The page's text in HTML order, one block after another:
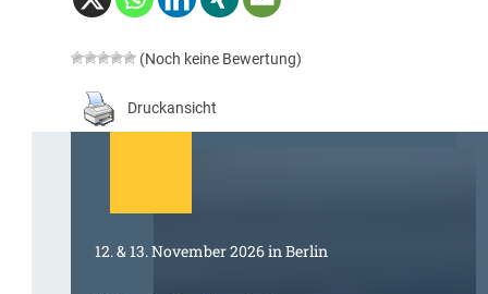
(Noch keine Bewertung)
Druckansicht
12. & 13. November 2026 in Berlin